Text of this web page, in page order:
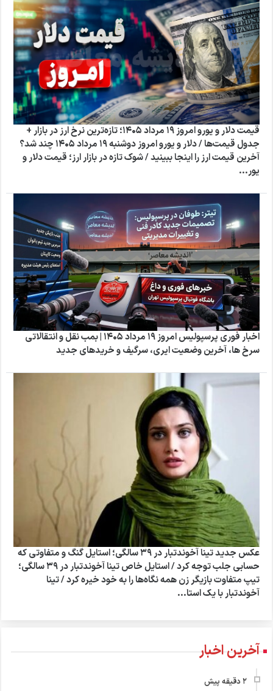
قیمت دلار و یورو امروز ۱۹ مرداد ۱۴۰۵؛ تازه‌ترین نرخ ارز در بازار +
جدول قیمت‌ها / دلار و یورو امروز دوشنبه ۱۹ مرداد ۱۴۰۵ چند شد؟
آخرین قیمت ارز را اینجا ببینید / شوک تازه در بازار ارز؛ قیمت دلار و
یور...
اخبار فوری پرسپولیس امروز ۱۹ مرداد ۱۴۰۵ | بمب نقل و انتقالاتی
سرخ ها، آخرین وضعیت ایری، سرگیف و خریدهای جدید
عکس جدید تینا آخوندتبار در ۳۹ سالگی؛ استایل گنگ و متفاوتی که
حسابی جلب توجه کرد / استایل خاص تینا آخوندتبار در ۳۹ سالگی؛
تیپ متفاوت بازیگر زن همه نگاه‌ها را به خود خیره کرد / تینا
آخوندتبار با یک استا...
آخرین اخبار